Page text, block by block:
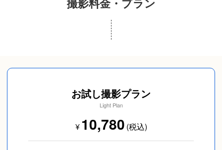
り/当日撮り)
お試し撮影プラン
Light Plan
¥10,780 (税込)